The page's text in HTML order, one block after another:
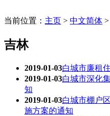
当前位置： 主页 > 中文简体 >
吉林
2019-01-03白城市廉租
2019-01-03白城市深化
知
2019-01-03白城市棚户
施方案的通知